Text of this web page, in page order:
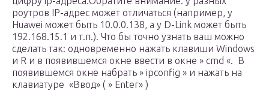
роутров IP-адрес может отличаться (например, у
Huawei может быть 10.0.0.138, а у D-Link может быть
192.168.15.1 и т.п.). Что бы точно узнать ваш можно
сделать так: одновременно нажать клавиши Windows
и R и в появившемся окне ввести в окне » cmd «. В
появившемся окне набрать » ipconfig » и нажать на
клавиатуре «Ввод» ( » Enter» )